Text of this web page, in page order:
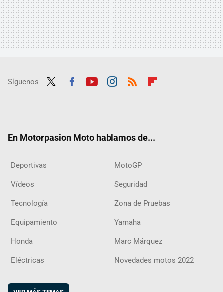
Síguenos
En Motorpasion Moto hablamos de...
Deportivas MotoGP
Vídeos Seguridad
Tecnología Zona de Pruebas
Equipamiento Yamaha
Honda Marc Márquez
Eléctricas Novedades motos 2022